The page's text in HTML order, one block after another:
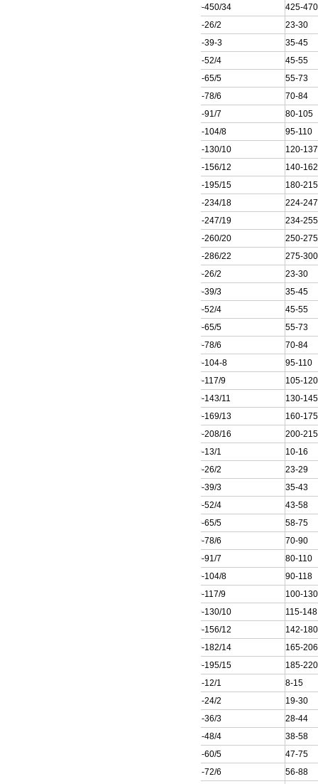
200QJ20-450/34
425-470
200QJ32-26/2
23-30
200QJ32-39-3
35-45
200QJ32-52/4
45-55
200QJ32-65/5
55-73
200QJ32-78/6
70-84
200QJ32-91/7
80-105
200QJ32-104/8
95-110
200QJ32-130/10
120-137
200QJ32-156/12
140-162
200QJ32-195/15
180-215
200QJ32-234/18
224-247
200QJ32-247/19
234-255
200QJ32-260/20
250-275
200QJ32-286/22
275-300
200QJ40-26/2
23-30
200QJ40-39/3
35-45
200QJ40-52/4
45-55
200QJ40-65/5
55-73
200QJ40-78/6
70-84
200QJ40-104-8
95-110
200QJ40-117/9
105-120
200QJ40-143/11
130-145
200QJ40-169/13
160-175
200QJ40-208/16
200-215
200QJ50-13/1
10-16
200QJ50-26/2
23-29
200QJ50-39/3
35-43
200QJ50-52/4
43-58
200QJ50-65/5
58-75
200QJ50-78/6
70-90
200QJ50-91/7
80-110
200QJ50-104/8
90-118
200QJ50-117/9
100-130
200QJ50-130/10
115-148
200QJ50-156/12
142-180
200QJ50-182/14
165-206
200QJ50-195/15
185-220
200QJ63-12/1
8-15
200QJ63-24/2
19-30
200QJ63-36/3
28-44
200QJ63-48/4
38-58
200QJ63-60/5
47-75
200QJ63-72/6
56-88